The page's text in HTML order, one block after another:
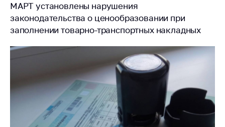
МАРТ установлены нарушения
законодательства о ценообразовании при
заполнении товарно-транспортных накладных